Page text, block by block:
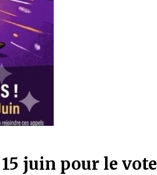
juin pour le vote